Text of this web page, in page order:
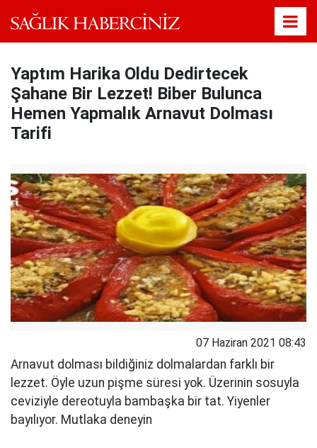
Yaptım Harika Oldu Dedirtecek
Şahane Bir Lezzet! Biber Bulunca
Hemen Yapmalık Arnavut Dolması
Tarifi
07 Haziran 2021 08:43
Arnavut dolması bildiğiniz dolmalardan farklı bir
lezzet. Öyle uzun pişme süresi yok. Üzerinin sosuyla
ceviziyle dereotuyla bambaşka bir tat. Yiyenler
bayılıyor. Mutlaka deneyin